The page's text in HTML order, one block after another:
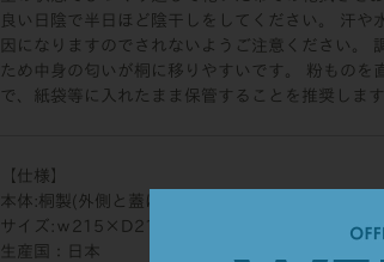
良い日陰で半日ほど陰干しをしてください。 汗
因になりますのでされないようご注意ください。
ため中身の匂いが桐に移りやすいです。 粉もの
で、紙袋等に入れたまま保管することを推奨します
【仕様】
本体:桐製(外側と蓋は蜜蝋仕上げ)
サイズ:ｗ215×D215× H242ｍｍ
生産国：日本